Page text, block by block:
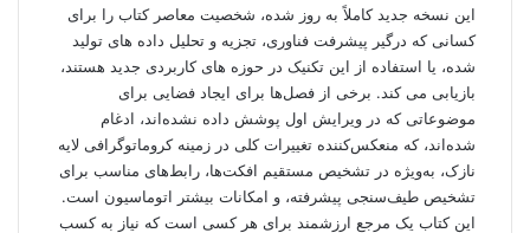
این نسخه جدید کاملاً به روز شده، شخصیت معاصر کتاب را برای
کسانی که درگیر پیشرفت فناوری، تجزیه و تحلیل داده های تولید
شده، یا استفاده از این تکنیک در حوزه های کاربردی جدید هستند،
بازیابی می کند. برخی از فصل‌ها برای ایجاد فضایی برای
موضوعاتی که در ویرایش اول پوشش داده نشده‌اند، ادغام
شده‌اند، که منعکس‌کننده تغییرات کلی در زمینه کروماتوگرافی لایه
نازک، به‌ویژه در تشخیص مستقیم افکت‌ها، رابط‌های مناسب برای
تشخیص طیف‌سنجی پیشرفته، و امکانات بیشتر اتوماسیون است.
این کتاب یک مرجع ارزشمند برای هر کسی است که نیاز به کسب